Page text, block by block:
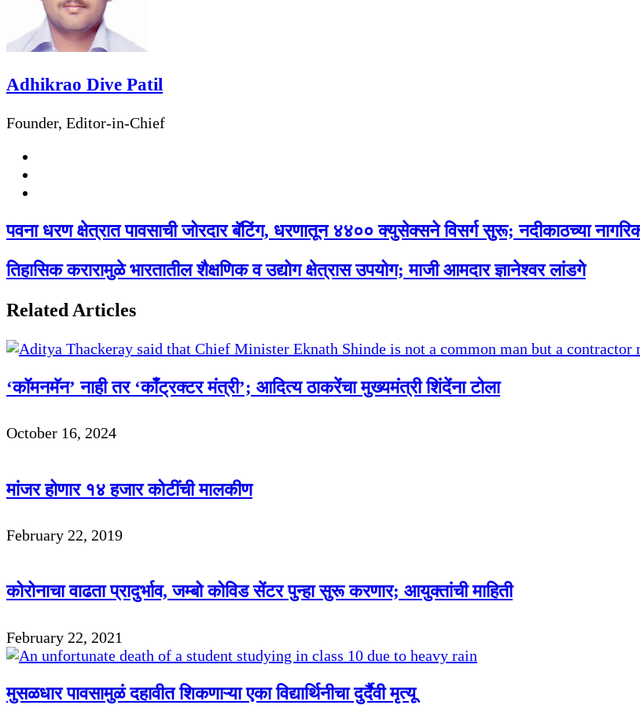
Adhikrao Dive Patil
Founder, Editor-in-Chief
पवना धरण क्षेत्रात पावसाची जोरदार बॅटिंग, धरणातून ४४०० क्युसेक्सने विसर्ग सुरू; नदीकाठच्या
तिहासिक करारामुळे भारतातील शैक्षणिक व उद्योग क्षेत्रास उपयोग; माजी आमदार ज्ञानेश्वर लांडगे
Related Articles
‘कॉमनमॅन’ नाही तर ‘काँट्रक्टर मंत्री’; आदित्य ठाकरेंचा मुख्यमंत्री शिंदेंना टोला
October 16, 2024
मांजर होणार १४ हजार कोटींची मालकीण
February 22, 2019
कोरोनाचा वाढता प्रादुर्भाव, जम्बो कोविड सेंटर पुन्हा सुरू करणार; आयुक्तांची माहिती
February 22, 2021
मुसळधार पावसामुळं दहावीत शिकणाऱ्या एका विद्यार्थिनीचा दुर्दैवी मृत्यू